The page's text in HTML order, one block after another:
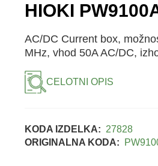
HIOKI
AC/DC Current box,
MHz, vhod 50A AC/DC,
CELOTNI OPIS
KODA IZDELKA: 27828
ORIGINALNA KODA: